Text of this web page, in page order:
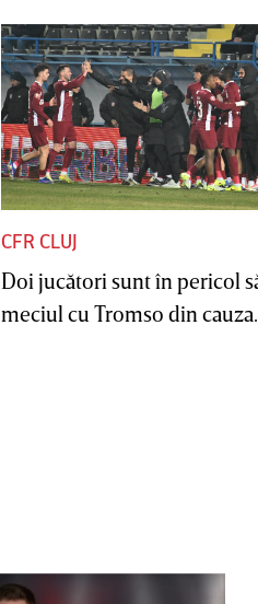
CFR CLUJ
Doi jucători sunt în pericol
meciul cu Tromso din